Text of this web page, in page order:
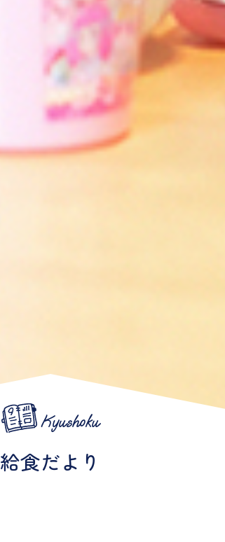
Kyushoku
給食だより